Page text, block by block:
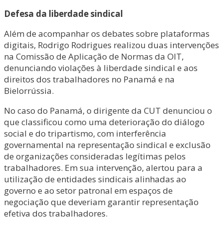
Defesa da liberdade sindical
Além de acompanhar os debates sobre plataformas
digitais, Rodrigo Rodrigues realizou duas intervenções
na Comissão de Aplicação de Normas da OIT,
denunciando violações à liberdade sindical e aos
direitos dos trabalhadores no Panamá e na
Bielorrússia.
No caso do Panamá, o dirigente da CUT denunciou o
que classificou como uma deterioração do diálogo
social e do tripartismo, com interferência
governamental na representação sindical e exclusão
de organizações consideradas legítimas pelos
trabalhadores. Em sua intervenção, alertou para a
utilização de entidades sindicais alinhadas ao
governo e ao setor patronal em espaços de
negociação que deveriam garantir representação
efetiva dos trabalhadores.